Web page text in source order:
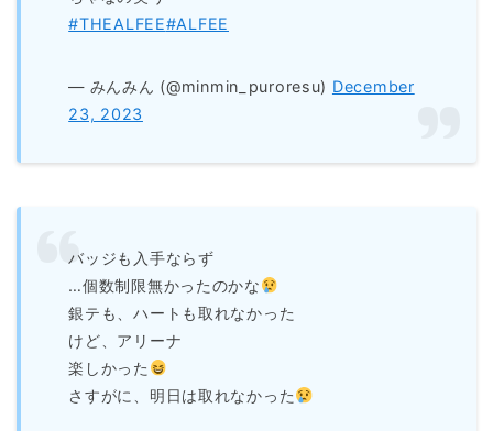
#THEALFEE#ALFEE
— みんみん (@minmin_puroresu) December
23, 2023
バッジも入手ならず
…個数制限無かったのかな
銀テも、ハートも取れなかった
けど、アリーナ
楽しかった
さすがに、明日は取れなかった